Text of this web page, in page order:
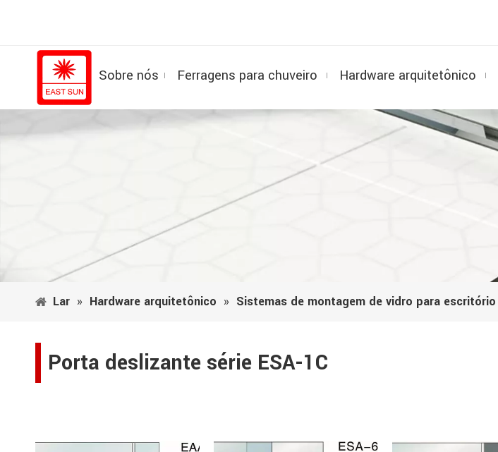
Sobre nós Ferragens para chuveiro Hardware arquitetônico
Lar » Hardware arquitetônico » Sistemas de montagem de vidro para escritório
Porta deslizante série ESA-1C